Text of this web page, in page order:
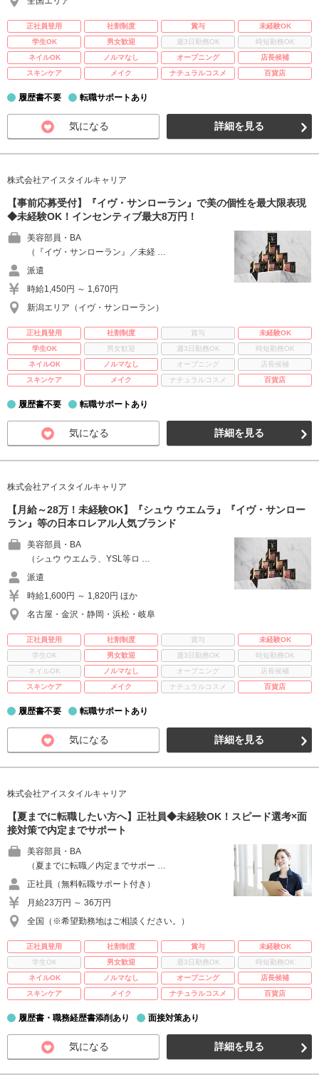
正社員登用 社割制度 賞与
未経験OK
学生OK
男女歓迎 週3日勤務OK
時短勤務OK
ネイルOK
ノルマなし オープニング
店長候補
スキンケア
メイク ナチュラルコスメ 百貨店
履歴書不要 転職サポートあり
気になる 詳細を見る
株式会社アイスタイルキャリア
【事前応募受付】『イヴ・サンローラン』で美の個性を最大限表現
◆未経験OK！インセンティブ最大8万円！
美容部員・BA
（『イヴ・サンローラン』／未経 …
派遣
時給1,450円 ～ 1,670円
新潟エリア（イヴ・サンローラン）
正社員登用 社割制度 賞与
未経験OK
学生OK
男女歓迎 週3日勤務OK
時短勤務OK
ネイルOK
ノルマなし オープニング
店長候補
スキンケア
メイク ナチュラルコスメ 百貨店
履歴書不要 転職サポートあり
気になる 詳細を見る
株式会社アイスタイルキャリア
【月給～28万！未経験OK】『シュウ ウエムラ』『イヴ・サンロー
ラン』等の日本ロレアル人気ブランド
美容部員・BA
（シュウ ウエムラ、YSL等ロ …
派遣
時給1,600円 ～ 1,820円 ほか
名古屋・金沢・静岡・浜松・岐阜
正社員登用 社割制度 賞与
未経験OK
学生OK
男女歓迎 週3日勤務OK
時短勤務OK
ネイルOK
ノルマなし オープニング
店長候補
スキンケア
メイク ナチュラルコスメ 百貨店
履歴書不要 転職サポートあり
気になる 詳細を見る
株式会社アイスタイルキャリア
【夏までに転職したい方へ】正社員◆未経験OK！スピード選考×面
接対策で内定までサポート
美容部員・BA
（夏までに転職／内定までサポー …
正社員（無料転職サポート付き）
月給23万円 ～ 36万円
全国（※希望勤務地はご相談ください。）
正社員登用 社割制度 賞与
未経験OK
学生OK
男女歓迎 週3日勤務OK
時短勤務OK
ネイルOK
ノルマなし オープニング
店長候補
スキンケア
メイク ナチュラルコスメ 百貨店
履歴書・職務経歴書添削あり 面接対策あり
気になる 詳細を見る